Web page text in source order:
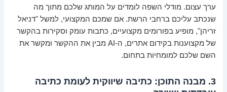
ערך עצום. מודלי השפה לומדים על המותג שלכם מתוך מה
שנכתב עליכם ברחבי הרשת. אם שמכם המקצועי, למשל "דניאל
זריהן", מופיע בפורומים מקצועיים, כתבות עומק וסקירות בהקשר
של מקצוענות בקידום אתרים, ה-AI מבין את ההקשר ומקשר את
השם שלכם למומחיות בתחום.
3. מבנה התוכן: כתיבה שיווקית לעומת כתיבה